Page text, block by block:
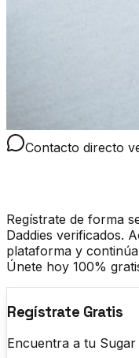
Contacto directo
Regístrate de forma
Daddies verificados.
plataforma y
Únete hoy 100%
Regístrate Gratis
Encuentra a tu